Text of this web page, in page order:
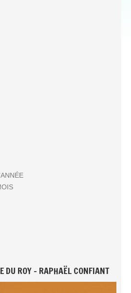
DU ROY - RAPHAËL CONFIANT